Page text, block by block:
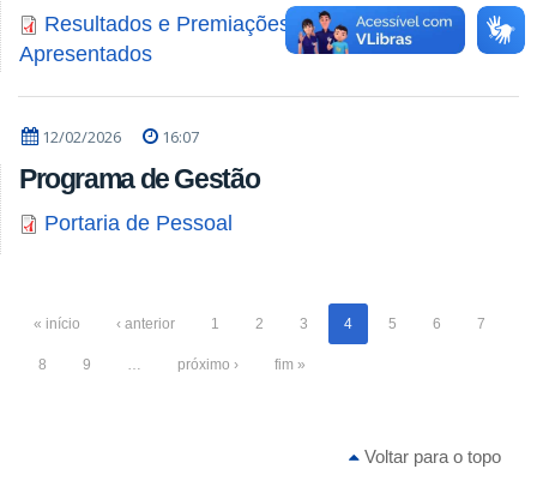
Resultados e Premiações dos Trabalhos
Apresentados
12/02/2026 16:07
Programa de Gestão
Portaria de Pessoal
« início ‹ anterior 1 2 3 4 5 6 7
8 9 … próximo › fim »
Voltar para o topo